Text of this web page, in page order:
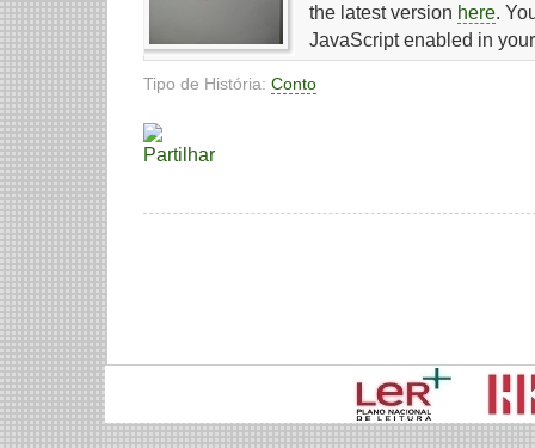
the latest version here.
JavaScript enabled in
Tipo de História: Conto